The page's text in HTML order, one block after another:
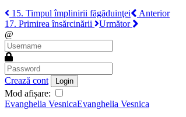
15. Timpul împlinirii făgăduinţei
Anterior
17. Primirea însărcinării
Următor
@
Crează cont Login
Mod afișare:
Evanghelia VesnicaEvanghelia Vesnica